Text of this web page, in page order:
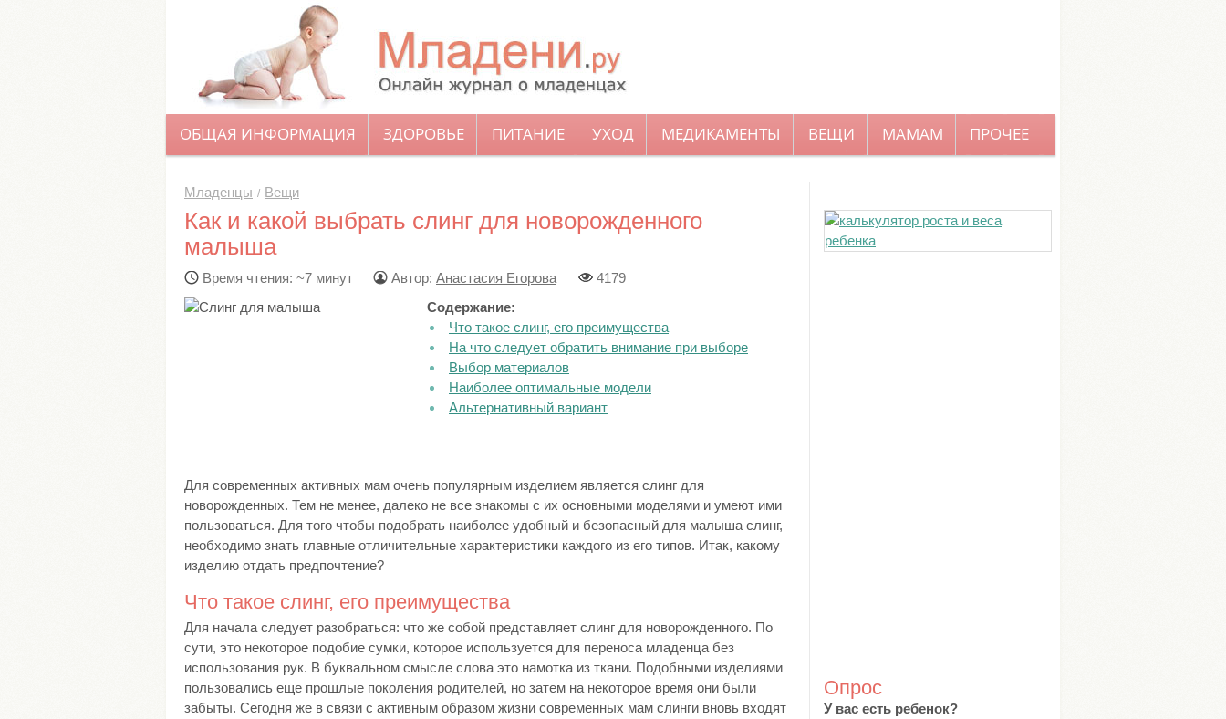
Младенцы Вещи
Как и какой выбрать слинг для новорожденного
малыша
Время чтения: ~7 минут Автор: Анастасия Егорова
4179
Содержание:
Что такое слинг, его преимущества
На что следует обратить внимание при выборе
Выбор материалов
Наиболее оптимальные модели
Альтернативный вариант
Для современных активных мам очень популярным изделием является слинг для
новорожденных. Тем не менее, далеко не все знакомы с их основными моделями и умеют ими
пользоваться. Для того чтобы подобрать наиболее удобный и безопасный для малыша слинг,
необходимо знать главные отличительные характеристики каждого из его типов. Итак, какому
изделию отдать предпочтение?
Что такое слинг, его преимущества
Для начала следует разобраться: что же собой представляет слинг для новорожденного. По
сути, это некоторое подобие сумки, которое используется для переноса младенца без
использования рук. В буквальном смысле слова это намотка из ткани. Подобными изделиями
пользовались еще прошлые поколения родителей, но затем на некоторое время они были
забыты. Сегодня же в связи с активным образом жизни современных мам слинги вновь входят
ОБЩАЯ ИНФОРМАЦИЯ ЗДОРОВЬЕ ПИТАНИЕ УХОД МЕДИКАМЕНТЫ ВЕЩИ МАМАМ ПРОЧЕЕ
Опрос
У вас есть ребенок?